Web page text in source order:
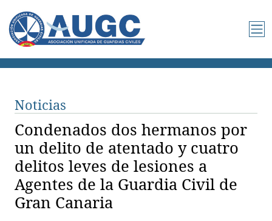
Noticias
Condenados dos hermanos por
un delito de atentado y cuatro
delitos leves de lesiones a
Agentes de la Guardia Civil de
Gran Canaria